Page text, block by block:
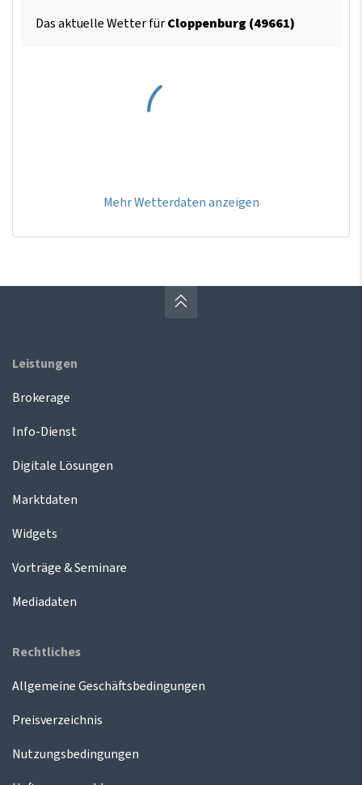
Das aktuelle Wetter fürCloppenburg (49661)
Mehr Wetterdaten anzeigen
Leistungen
Brokerage
Info-Dienst
Digitale Lösungen
Marktdaten
Widgets
Vorträge & Seminare
Mediadaten
Rechtliches
Allgemeine Geschäftsbedingungen
Preisverzeichnis
Nutzungsbedingungen